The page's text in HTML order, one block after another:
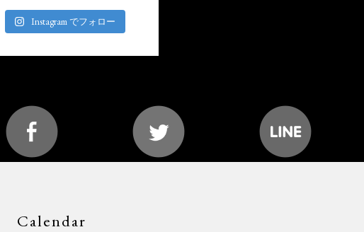
Instagram でフォロー
Calendar